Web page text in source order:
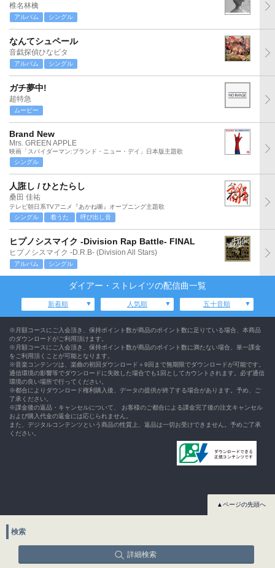
椎名林檎
アルバム シングル
なんてシュペール
音戯探偵ひなビタ
アルバム シングル
ガチ夢中!
超特急
ムービー
Brand New
Mrs. GREEN APPLE
映画「スパイダーマン:ブランド・ニュー・デイ」日本版主題歌
シングル
人誑し / ひとたらし
桑田 佳祐
テレビ朝日系TVアニメ『あかね噺』オープニング主題歌
シングル
着うた 呼び出し音
ヒプノシスマイク -Division Rap Battle- FINAL
ヒプノシスマイク -D.R.B- (Division All Stars)
アルバム シングル
ダイアー・ストレイツの配信曲一覧
新着順 人気順 五十音順
※月額コースにご入会頂き、保持ポイント数が商品のポイント数に足りている場合、本商品
のダウンロードがご利用頂けます。
※月額コースにご入会頂き、保持ポイント数が商品のポイント数に満たない場合、単一課金
をご利用頂くことが可能となります。
※音楽コンテンツは、楽曲の初回ダウンロード＋9回まで無期限でダウンロードが可能です。
通信環境の影響等でダウンロードに失敗した場合でも1回としてカウントされます。必ず通信
環境の良い場所で行ってください。
※都合によりダウンロード権利購入後、データの提供が終了する場合があります。予め、ご
了承ください。
※課金後の返品・キャンセルについて、 お客様のご都合による課金完了後の注文キャンセル
および購入代金の返金には応じられません。
また、デジタルコンテンツという商品の性質上、返品は一切お受けできません。予めご了承
ください。
▲ページの先頭へ
検索
詳細検索